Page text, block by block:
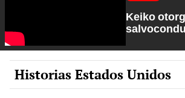
Keiko
Petroperú
Rosa
Historias Estados Unidos